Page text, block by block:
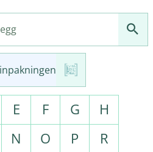
E F G
H
N O P
R